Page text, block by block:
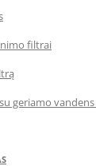
filtrai
geriamo